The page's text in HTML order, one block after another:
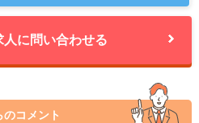
人に問い合わせる
コメント